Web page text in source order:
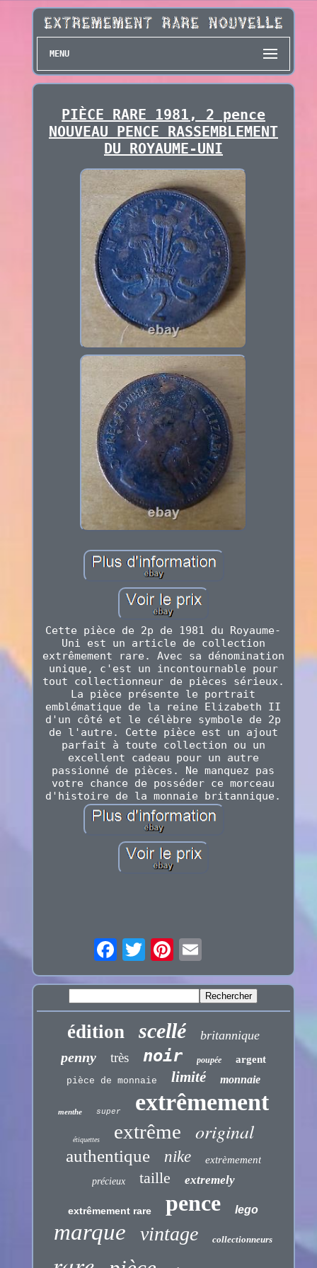
MENU
PIÈCE RARE 1981, 2 pence
NOUVEAU PENCE RASSEMBLEMENT
DU ROYAUME-UNI
Cette pièce de 2p de 1981 du Royaume-
Uni est un article de collection
extrêmement rare. Avec sa dénomination
unique, c'est un incontournable pour
tout collectionneur de pièces sérieux.
La pièce présente le portrait
emblématique de la reine Elizabeth II
d'un côté et le célèbre symbole de 2p
de l'autre. Cette pièce est un ajout
parfait à toute collection ou un
excellent cadeau pour un autre
passionné de pièces. Ne manquez pas
votre chance de posséder ce morceau
d'histoire de la monnaie britannique.
édition scellé britannique
penny très noir poupée argent
pièce de monnaie limité monnaie
menthe super extrêmement
étiquettes extrême original
authentique nike extrèmement
précieux taille extremely
extrêmement rare pence lego
marque vintage collectionneurs